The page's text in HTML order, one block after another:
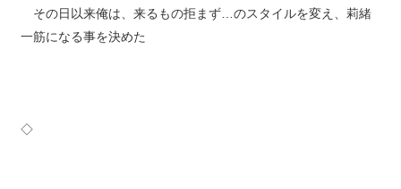
その日以来俺は、来るもの拒まず…のスタイルを変え、莉緒
一筋になる事を決めた
◇